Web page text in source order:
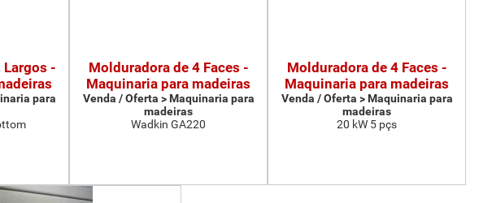
Largos -
para
Molduradora de 4 Faces -
Maquinaria para madeiras
Venda / Oferta > Maquinaria para
madeiras
Wadkin GA220
Molduradora de 4 Faces -
Maquinaria para madeiras
Venda / Oferta > Maquinaria para
madeiras
20 kW 5 pçs